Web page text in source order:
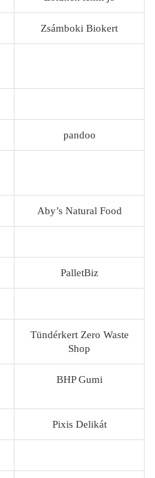
Zsámboki Biokert
pandoo
Aby’s Natural Food
PalletBiz
Tündérkert Zero Waste
Shop
BHP Gumi
Pixis Delikát